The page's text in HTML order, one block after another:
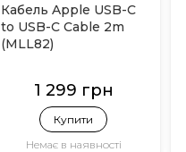
Кабель Apple USB-C
to USB-C Cable 2m
(MLL82)
1 299 грн
Купити
Немає в наявності